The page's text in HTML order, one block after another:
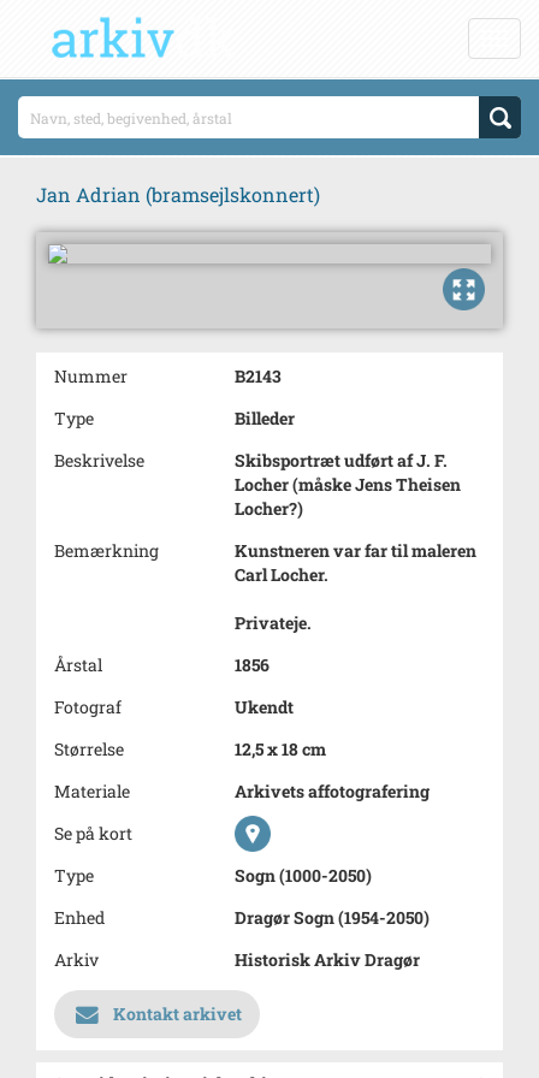
Jan Adrian (bramsejlskonnert)
Nummer
B2143
Type
Billeder
Beskrivelse
Skibsportræt udført af J. F.
Locher (måske Jens Theisen
Locher?)
Bemærkning
Kunstneren var far til maleren
Carl Locher.
Privateje.
Årstal
1856
Fotograf
Ukendt
Størrelse
12,5 x 18 cm
Materiale
Arkivets affotografering
Se på kort
Type
Sogn (1000-2050)
Enhed
Dragør Sogn (1954-2050)
Arkiv
Historisk Arkiv Dragør
Kontakt arkivet